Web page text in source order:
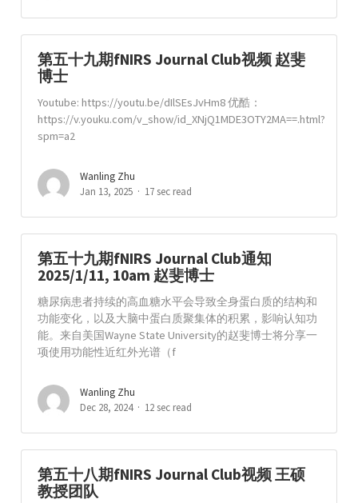
第五十九期fNIRS Journal Club视频 赵斐
博士
Youtube: https://youtu.be/dIlSEsJvHm8 优酷：
https://v.youku.com/v_show/id_XNjQ1MDE3OTY2MA==.html?
spm=a2
Wanling Zhu
Jan 13, 2025
17 sec read
第五十九期fNIRS Journal Club通知
2025/1/11, 10am 赵斐博士
糖尿病患者持续的高血糖水平会导致全身蛋白质的结构和
功能变化，以及大脑中蛋白质聚集体的积累，影响认知功
能。来自美国Wayne State University的赵斐博士将分享一
项使用功能性近红外光谱（f
Wanling Zhu
Dec 28, 2024
12 sec read
第五十八期fNIRS Journal Club视频 王硕
教授团队